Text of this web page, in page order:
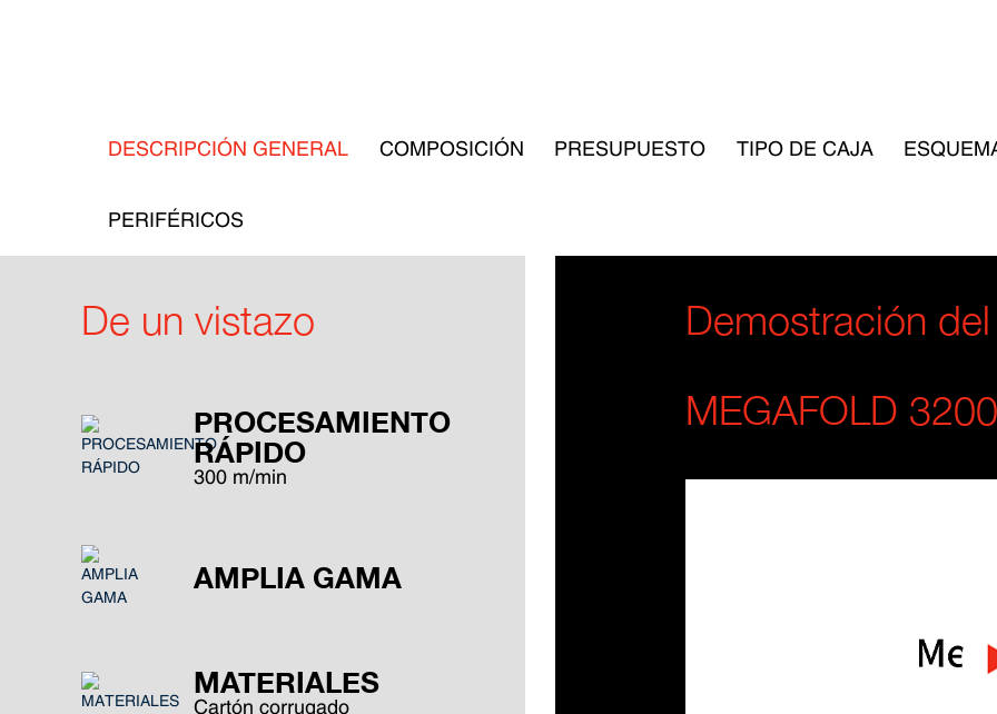
DESCRIPCIÓN GENERAL COMPOSICIÓN PRESUPUESTO TIPO DE CAJA
PERIFÉRICOS
De un vistazo
PROCESAMIENTO
RÁPIDO
300 m/min
AMPLIA GAMA
MATERIALES
Cartón corrugado
Demostración
MEGAFOLD 3200